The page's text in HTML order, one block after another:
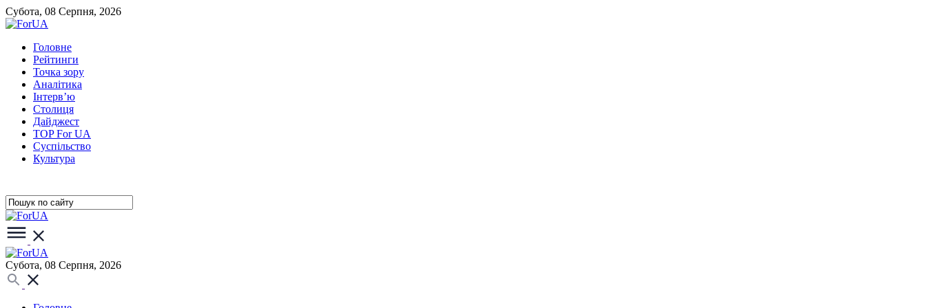
Субота, 08 Серпня, 2026
Головне
Рейтинги
Точка зору
Аналітика
Інтерв’ю
Столиця
Дайджест
TOP For UA
Суспiльство
Культура
Субота, 08 Серпня, 2026